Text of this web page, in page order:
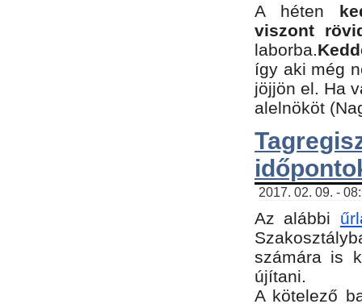
A héten
viszont
laborba.
így aki még
jöjjön el. Ha
alelnököt
2017. 02. 09. -
Az alábbi
számára is
újítani.
​A kötelező